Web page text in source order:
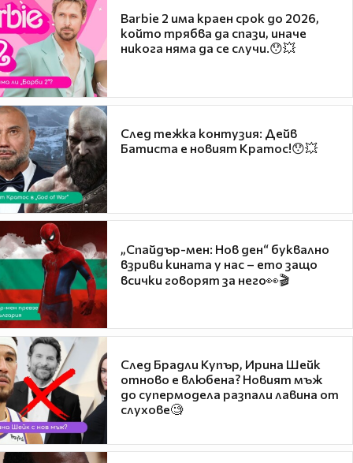
Barbie 2 има краен срок до 2026,
който трябва да спази, иначе
никога няма да се случи.😯💥
След тежка контузия: Дейв
Батиста е новият Кратос!😯💥
„Спайдър-мен: Нов ден“ буквално
взриви кината у нас – ето защо
всички говорят за него👀🎬
След Брадли Купър, Ирина Шейк
отново е влюбена? Новият мъж
до супермодела разпали лавина от
слухове🧐